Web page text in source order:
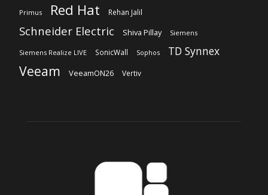
Primus Red Hat Rehan Jalil
Schneider Electric Shiva Pillay Siemens
Siemens Realize LIVE SonicWall Sophos TD Synnex
Veeam VeeamON26 Vertiv